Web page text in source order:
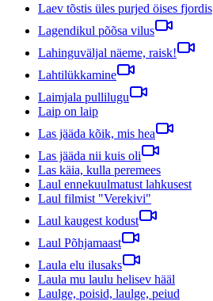
Laev tõstis üles purjed öises fjordis
Lagendikul põõsa vilus
Lahinguväljal näeme, raisk!
Lahtilükkamine
Laimjala pullilugu
Laip on laip
Las jääda kõik, mis hea
Las jääda nii kuis oli
Las käia, kulla peremees
Laul ennekuulmatust lahkusest
Laul filmist "Verekivi"
Laul kaugest kodust
Laul Põhjamaast
Laula elu ilusaks
Laula mu laulu helisev hääl
Laulge, poisid, laulge, peiud